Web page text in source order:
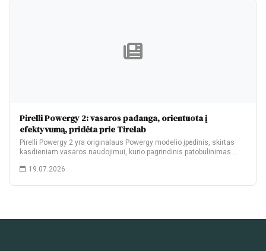
Pirelli Powergy 2: vasaros padanga, orientuota į
efektyvumą, pridėta prie Tirelab
Pirelli Powergy 2 yra originalaus Powergy modelio įpėdinis, skirtas
kasdieniam vasaros naudojimui, kurio pagrindinis patobulinimas…
19.07.2026